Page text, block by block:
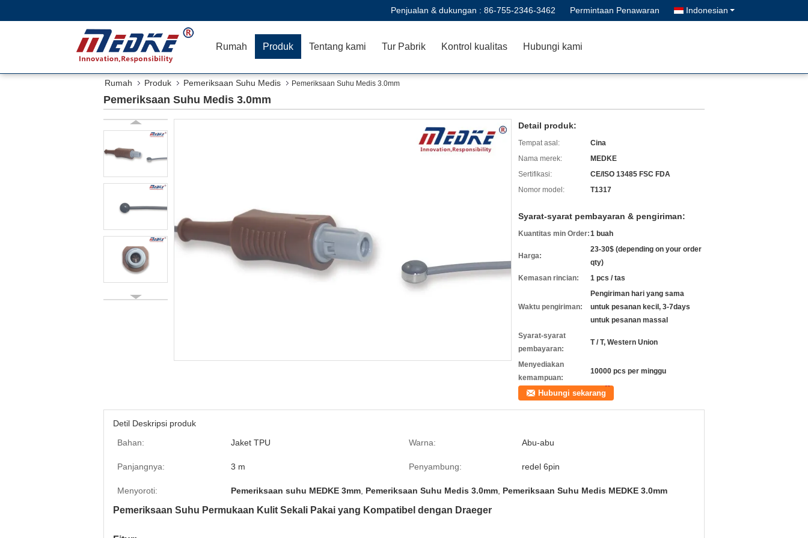
Penjualan & dukungan : 86-755-2346-3462 Permintaan Penawaran Indonesian
Rumah Produk Tentang kami Tur Pabrik Kontrol kualitas Hubungi kami
Rumah Produk Pemeriksaan Suhu Medis Pemeriksaan Suhu Medis 3.0mm
Pemeriksaan Suhu Medis 3.0mm
Detail produk:
Tempat asal:
Cina
Nama merek:
MEDKE
Sertifikasi:
CE/ISO 13485 FSC FDA
Nomor model:
T1317
Syarat-syarat pembayaran & pengiriman:
Kuantitas min Order:1 buah
Harga:
23-30$ (depending on your order
qty)
Kemasan rincian:
1 pcs / tas
Waktu pengiriman:
Pengiriman hari yang sama
untuk pesanan kecil, 3-7days
untuk pesanan massal
Syarat-syarat
pembayaran:
T / T, Western Union
Menyediakan
kemampuan:
10000 pcs per minggu
Hubungi sekarang
Detil Deskripsi produk
Bahan:
Jaket TPU Warna: Abu-abu
Panjangnya: 3 m Penyambung: redel 6pin
Menyoroti: Pemeriksaan suhu MEDKE 3mm Pemeriksaan Suhu Medis 3.0mm Pemeriksaan Suhu Medis MEDKE 3.0mm
Pemeriksaan Suhu Permukaan Kulit Sekali Pakai yang Kompatibel dengan Draeger